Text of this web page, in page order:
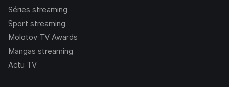
Séries streaming
Sport streaming
Molotov TV Awards
Mangas streaming
Actu TV